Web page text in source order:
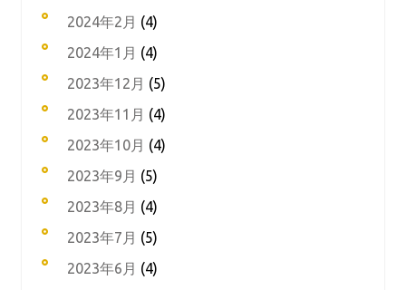
2024年2月 (4)
2024年1月 (4)
2023年12月 (5)
2023年11月 (4)
2023年10月 (4)
2023年9月 (5)
2023年8月 (4)
2023年7月 (5)
2023年6月 (4)